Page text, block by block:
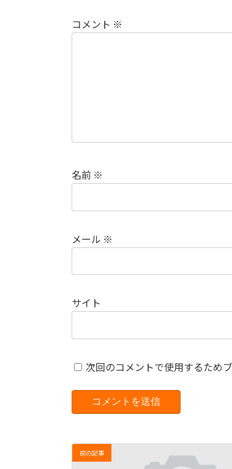
コメント ※
名前 ※
メール ※
サイト
次回のコメントで使用するため
前の記事